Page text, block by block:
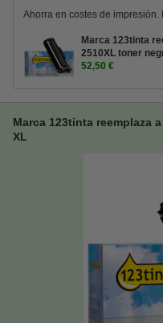
Ahorra en costes de impresión.
Marca 123tinta
2510XL toner
52,50 €
Marca 123tinta reemplaza
XL